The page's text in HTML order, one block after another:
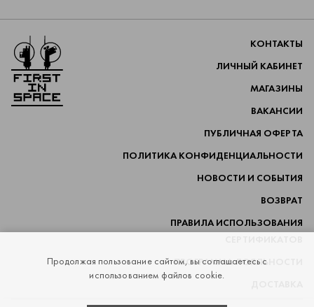
Перейти на главную
КОНТАКТЫ
ЛИЧНЫЙ КАБИНЕТ
МАГАЗИНЫ
ВАКАНСИИ
ПУБЛИЧНАЯ ОФЕРТА
ПОЛИТИКА КОНФИДЕНЦИАЛЬНОСТИ
НОВОСТИ И СОБЫТИЯ
ВОЗВРАТ
ПРАВИЛА ИСПОЛЬЗОВАНИЯ
ПРОГРАММА ЛОЯЛЬНОСТИ
Продолжая пользование сайтом, вы соглашаетесь с
использованием файлов cookie.